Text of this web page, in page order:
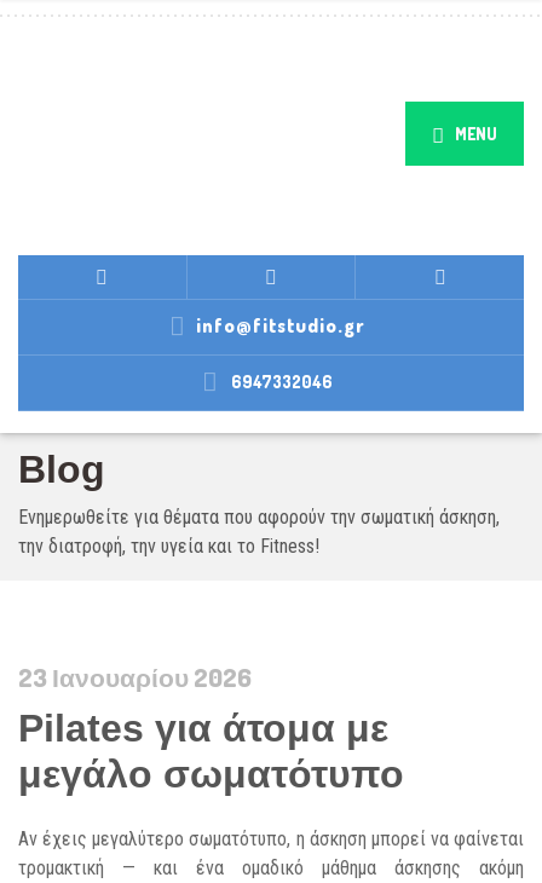
MENU
info@fitstudio.gr
6947332046
Blog
Ενημερωθείτε για θέματα που αφορούν την σωματική άσκηση,
την διατροφή, την υγεία και το Fitness!
23 Ιανουαρίου 2026
Pilates για άτομα με
μεγάλο σωματότυπο
Αν έχεις μεγαλύτερο σωματότυπο, η άσκηση μπορεί να φαίνεται
τρομακτική — και ένα ομαδικό μάθημα άσκησης ακόμη